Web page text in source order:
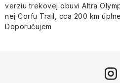
verziu trekovej obuvi Altra
nej Corfu Trail, cca 200 km
Doporučujem